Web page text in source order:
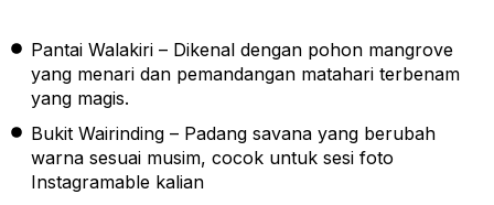
Pantai Walakiri – Dikenal dengan pohon mangrove
yang menari dan pemandangan matahari terbenam
yang magis.
Bukit Wairinding – Padang savana yang berubah
warna sesuai musim, cocok untuk sesi foto
Instagramable kalian